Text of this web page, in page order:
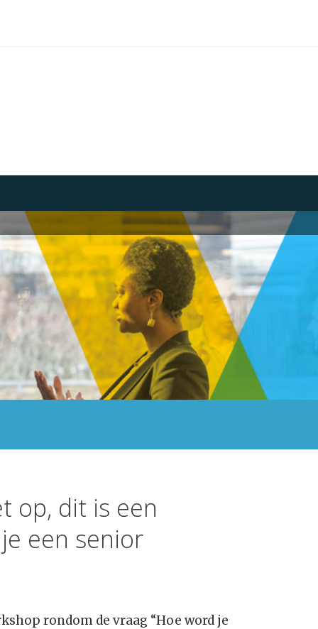
op, dit is een
een senior
rondom de vraag “Hoe word je